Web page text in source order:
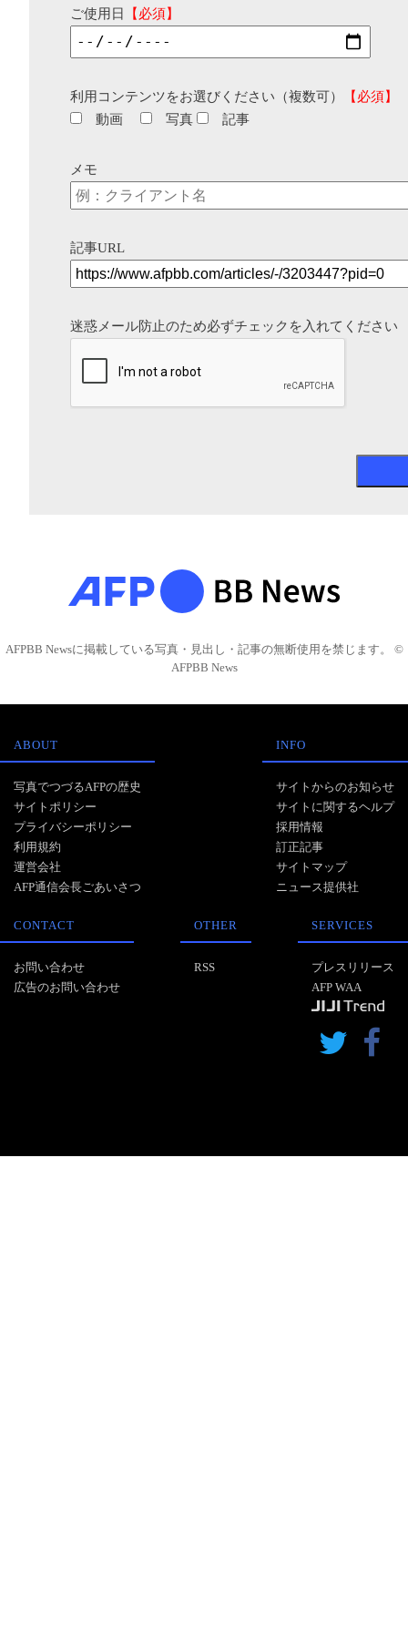
ご使用日 【必須】
利用コンテンツをお選びください（複数可）
【必須】
動画
写真 記事
メモ
記事URL
迷惑メール防止のため必ずチェックを入れてください
AFPBB Newsに掲載している写真・見出し・記事の無断使用を禁じます。 ©
AFPBB News
ABOUT
写真でつづるAFPの歴史
サイトポリシー
プライバシーポリシー
利用規約
運営会社
AFP通信会長ごあいさつ
INFO
サイトからのお知らせ
サイトに関するヘルプ
採用情報
訂正記事
サイトマップ
ニュース提供社
CONTACT
お問い合わせ
広告のお問い合わせ
OTHER
RSS
SERVICES
プレスリリース
AFP WAA